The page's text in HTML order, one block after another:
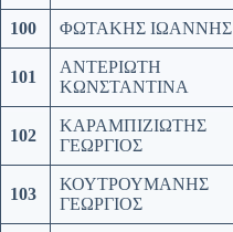
100 ΦΩΤΑΚΗΣ ΙΩΑΝΝΗΣ
101
ΑΝΤΕΡΙΩΤΗ
ΚΩΝΣΤΑΝΤΙΝΑ
102
ΚΑΡΑΜΠΙΖΙΩΤΗΣ
ΓΕΩΡΓΙΟΣ
103
ΚΟΥΤΡΟΥΜΑΝΗΣ
ΓΕΩΡΓΙΟΣ